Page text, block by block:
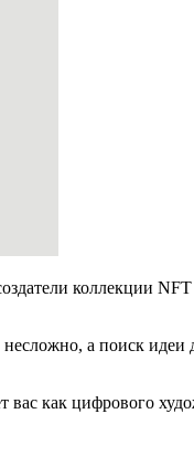
коллекции
а поиск
вас как цифрового